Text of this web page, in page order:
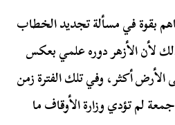
بقوة في مسألة تجديد الخطاب
لأن الأزهر دوره علمي بعكس
الأرض أكثر، وفي تلك الفترة زمن
لم تؤدي وزارة الأوقاف ما